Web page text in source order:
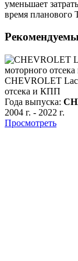
уменьшает
время планового
CHEVROLET
отсека и КПП
Года выпуска:
2004 г. - 2022 г.
Просмотреть